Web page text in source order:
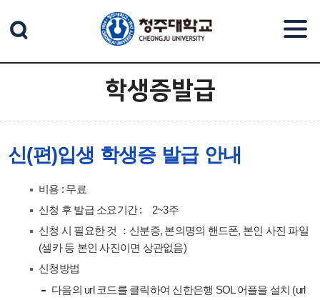
학생증발급
신(편)입생 학생증 발급 안내
비용 : 무료
신청 후 발급 소요기간 : 2~3주
신청 시 필요한 것 ：신분증, 본의명의 핸드폰, 본인 사진 파일
(셀카 등 본인 사진이면 상관없음)
신청방법
다음의 url 코드를 클릭하여 신한은행 SOL 어플을 설치 (url